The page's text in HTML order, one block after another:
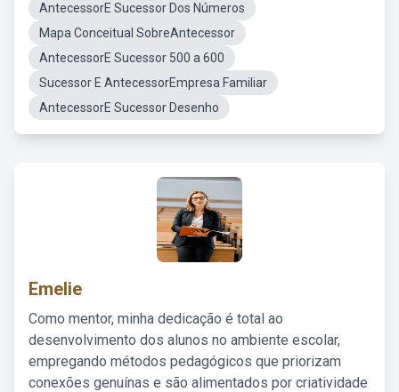
AntecessorE Sucessor Dos Números
Mapa Conceitual SobreAntecessor
AntecessorE Sucessor 500 a 600
Sucessor E AntecessorEmpresa Familiar
AntecessorE Sucessor Desenho
Emelie
Como mentor, minha dedicação é total ao
desenvolvimento dos alunos no ambiente escolar,
empregando métodos pedagógicos que priorizam
conexões genuínas e são alimentados por criatividade